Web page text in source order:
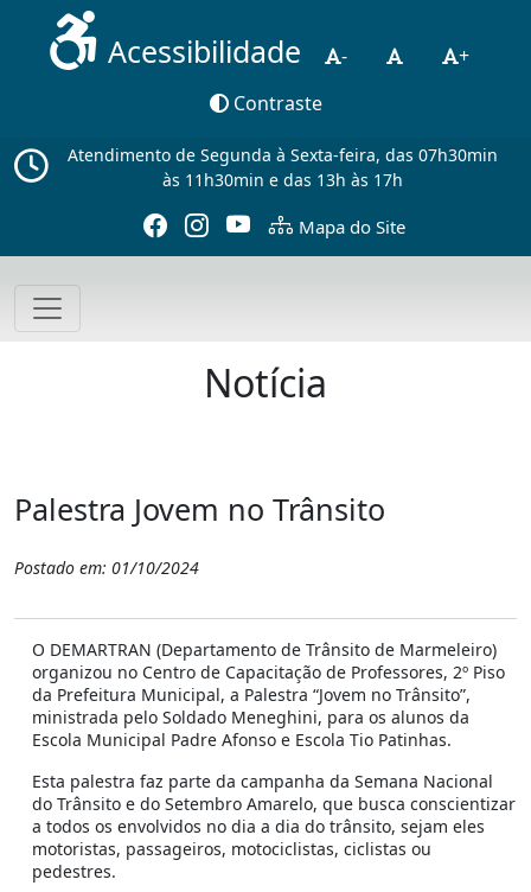
Acessibilidade -
+
Contraste
Atendimento de Segunda à Sexta-feira, das 07h30min
às 11h30min e das 13h às 17h
Mapa do Site
Notícia
Palestra Jovem no Trânsito
Postado em: 01/10/2024
O DEMARTRAN (Departamento de Trânsito de Marmeleiro)
organizou no Centro de Capacitação de Professores, 2º Piso
da Prefeitura Municipal, a Palestra “Jovem no Trânsito”,
ministrada pelo Soldado Meneghini, para os alunos da
Escola Municipal Padre Afonso e Escola Tio Patinhas.
Esta palestra faz parte da campanha da Semana Nacional
do Trânsito e do Setembro Amarelo, que busca conscientizar
a todos os envolvidos no dia a dia do trânsito, sejam eles
motoristas, passageiros, motociclistas, ciclistas ou
pedestres.